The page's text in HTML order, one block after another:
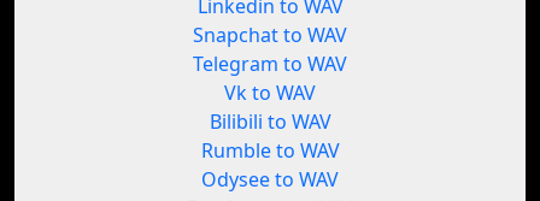
Linkedin to WAV
Snapchat to WAV
Telegram to WAV
Vk to WAV
Bilibili to WAV
Rumble to WAV
Odysee to WAV